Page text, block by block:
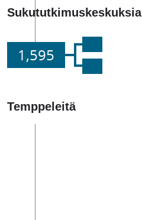
Sukututkimuskeskuksia
1,595
Temppeleitä